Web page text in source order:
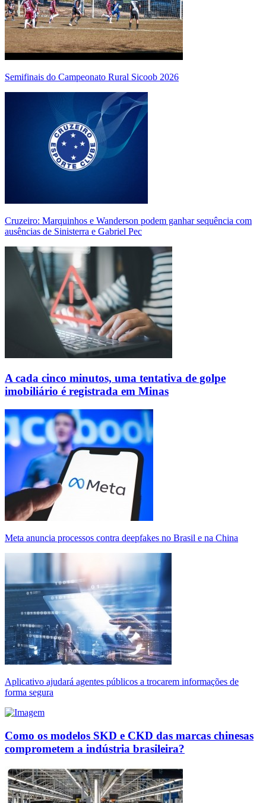
Semifinais do Campeonato Rural Sicoob 2026
Cruzeiro: Marquinhos e Wanderson podem ganhar sequência com
ausências de Sinisterra e Gabriel Pec
A cada cinco minutos, uma tentativa de golpe
imobiliário é registrada em Minas
Meta anuncia processos contra deepfakes no Brasil e na China
Aplicativo ajudará agentes públicos a trocarem informações de
forma segura
Como os modelos SKD e CKD das marcas chinesas
comprometem a indústria brasileira?